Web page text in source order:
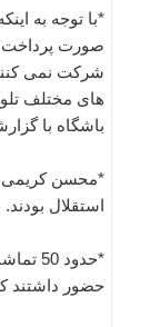
*با توجه به
صورت پرداخت
شرکت نمی
های مختلف
باشگاه با
*محسن کریمی و
استقلال بودند.
*حدود
حضور داشتند